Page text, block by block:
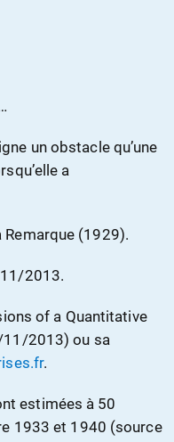
un obstacle qu’une
a
Remarque (1929).
2013.
of a Quantitative
11/2013) ou sa
.
estimées à 50
1933 et 1940 (source